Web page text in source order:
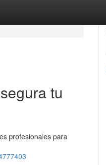
tu
profesionales para